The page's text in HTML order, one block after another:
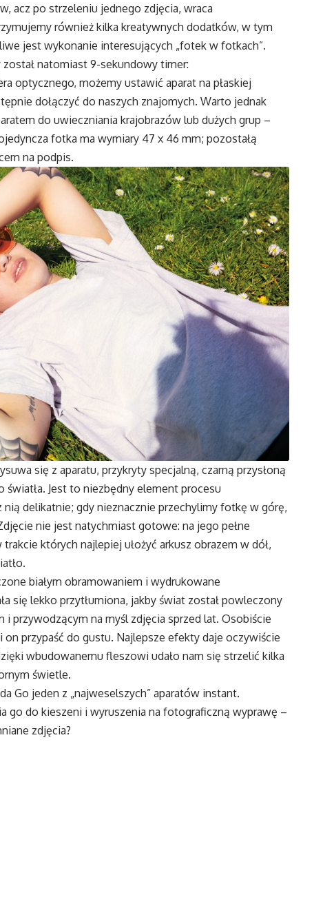
acz po strzeleniu jednego zdjęcia, wraca
również kilka kreatywnych dodatków, w tym
jest wykonanie interesujących „fotek w fotkach”.
natomiast 9-sekundowy timer:
optycznego, możemy ustawić aparat na płaskiej
dołączyć do naszych znajomych. Warto jednak
do uwieczniania krajobrazów lub dużych grup –
fotka ma wymiary 47 x 46 mm; pozostałą
na podpis.
się z aparatu, przykryty specjalną, czarną przysłoną
Jest to niezbędny element procesu
delikatnie; gdy nieznacznie przechylimy fotkę w górę,
nie jest natychmiast gotowe: na jego pełne
których najlepiej ułożyć arkusz obrazem w dół,
białym obramowaniem i wydrukowane
się lekko przytłumiona, jakby świat został powleczony
przywodzącym na myśl zdjęcia sprzed lat. Osobiście
przypaść do gustu. Najlepsze efekty daje oczywiście
wbudowanemu fleszowi udało nam się strzelić kilka
świetle.
Go jeden z „najweselszych” aparatów instant.
go do kieszeni i wyruszenia na fotograficzną wyprawę –
zdjęcia?